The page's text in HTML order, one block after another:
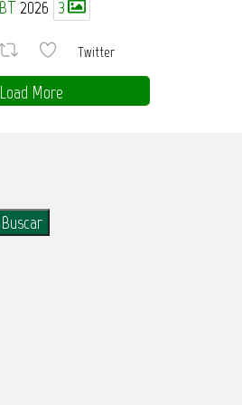
2026 3
Twitter
Load More
Buscar